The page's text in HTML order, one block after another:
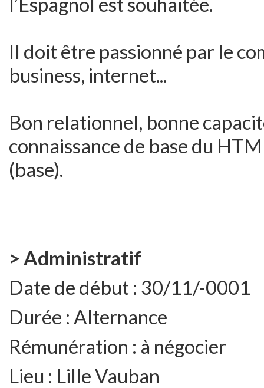
Il doit être passionné par le
business, internet...
Bon relationnel, bonne
connaissance de base du
(base).
> Administratif
Date de début : 30/11/-0001
Durée : Alternance
Rémunération : à négocier
Lieu : Lille Vauban